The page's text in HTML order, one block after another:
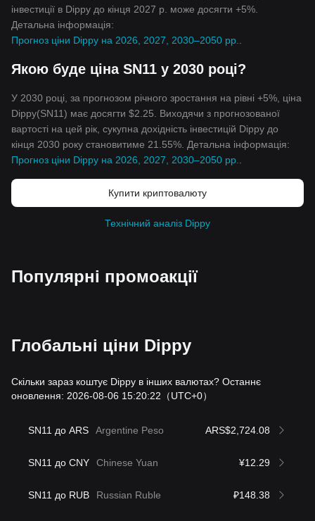
інвестиції в Dippy до кінця 2027 р. може досягти +5%.
Детальна інформація:
Прогноз ціни Dippy на 2026, 2027, 2030–2050 рр.
Якою буде ціна SN11 у 2030 році?
У 2030 році, за прогнозом річного зростання на рівні +5%, ціна
Dippy(SN11) має досягти $2.25. Виходячи з прогнозованої
вартості на цей рік, сукупна дохідність інвестицій Dippy до
кінця 2030 року становитиме 21.55%. Детальна інформація:
Прогноз ціни Dippy на 2026, 2027, 2030–2050 рр.
Купити криптовалюту
Технічний аналіз Dippy
Популярні промоакції
Глобальні ціни Dippy
Скільки зараз коштує Dippy в інших валютах? Останнє
оновлення: 2026-08-06 15:20:22 （UTC+0）
SN11 до ARS Argentine Peso ARS$2,724.08
SN11 до CNY Chinese Yuan ¥12.29
SN11 до RUB Russian Ruble ₽148.38